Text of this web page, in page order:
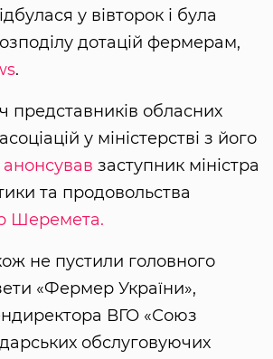
у вівторок і була
дотацій фермерам,
.
представників обласних
у міністерстві з його
анонсував заступник міністра
та продовольства
Шеремета.
не пустили головного
«Фермер України»,
ВГО «Союз
обслуговуючих